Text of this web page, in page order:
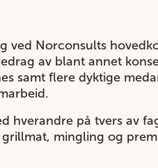
Norconsults
av blant annet
samt flere dyktige
hverandre på tvers av
mingling og